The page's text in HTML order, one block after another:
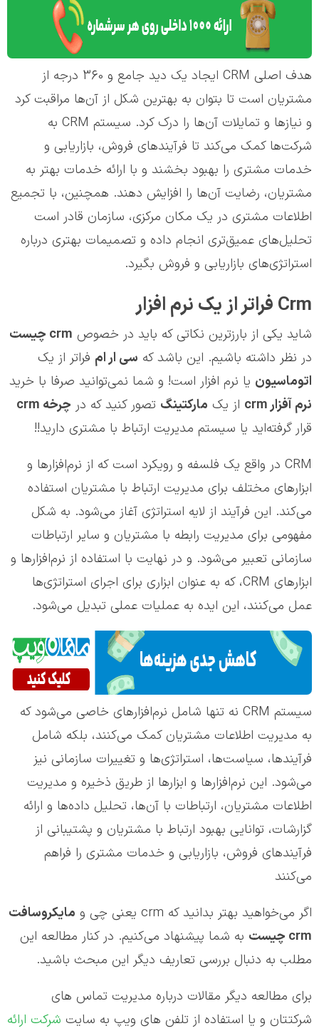
هدف اصلی CRM ایجاد یک دید جامع و 360 درجه از
مشتریان است تا بتوان به بهترین شکل از آن‌ها مراقبت کرد
و نیازها و تمایلات آن‌ها را درک کرد. سیستم CRM به
شرکت‌ها کمک می‌کند تا فرآیندهای فروش، بازاریابی و
خدمات مشتری را بهبود بخشند و با ارائه خدمات بهتر به
مشتریان، رضایت آن‌ها را افزایش دهند. همچنین، با تجمیع
اطلاعات مشتری در یک مکان مرکزی، سازمان قادر است
تحلیل‌های عمیق‌تری انجام داده و تصمیمات بهتری درباره
استراتژی‌های بازاریابی و فروش بگیرد.
Crm فراتر از یک نرم افزار
شاید یکی از بارزترین نکاتی که باید در خصوص crm چیست
در نظر داشته باشیم. این باشد که سی ار ام فراتر از یک
اتوماسیون یا نرم افزار است! و شما نمی‌توانید صرفا با خرید
نرم آفزارcrm از یک مارکتینگ تصور کنید که در چرخه crm
قرار گرفته‌اید یا سیستم مدیریت ارتباط با مشتری دارید!!
CRM در واقع یک فلسفه و رویکرد است که از نرم‌افزار‌ها و
ابزارهای مختلف برای مدیریت ارتباط با مشتریان استفاده
می‌کند. این فرآیند از لایه استراتژی آغاز می‌شود. به شکل
مفهومی برای مدیریت رابطه با مشتریان و سایر ارتباطات
سازمانی تعبیر می‌شود. و در نهایت با استفاده از نرم‌افزارها و
ابزارهای CRM، که به عنوان ابزاری برای اجرای استراتژی‌ها
عمل می‌کنند، این ایده به عملیات عملی تبدیل می‌شود.
سیستم CRM نه تنها شامل نرم‌افزارهای خاصی می‌شود که
به مدیریت اطلاعات مشتریان کمک می‌کنند، بلکه شامل
فرآیندها، سیاست‌ها، استراتژی‌ها و تغییرات سازمانی نیز
می‌شود. این نرم‌افزارها و ابزارها از طریق ذخیره و مدیریت
اطلاعات مشتریان، ارتباطات با آن‌ها، تحلیل داده‌ها و ارائه
گزارشات، توانایی بهبود ارتباط با مشتریان و پشتیبانی از
فرآیندهای فروش، بازاریابی و خدمات مشتری را فراهم
می‌کنند
اگر می‌خواهید بهتر بدانید که crm یعنی چی و
مایکروسافت
crm چیست به شما پیشنهاد می‌کنیم. در کنار مطالعه این
مطلب به دنبال بررسی تعاریف دیگر این مبحث باشید.
برای مطالعه دیگر مقالات درباره مدیریت تماس های
شرکتتان و یا استفاده از تلفن های ویپ به سایت شرکت ارائه